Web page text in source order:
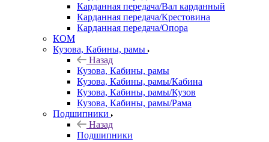
Карданная передача/Вал карданный
Карданная передача/Крестовина
Карданная передача/Опора
КОМ
Кузова, Кабины, рамы
Назад
Кузова, Кабины, рамы
Кузова, Кабины, рамы/Кабина
Кузова, Кабины, рамы/Кузов
Кузова, Кабины, рамы/Рама
Подшипники
Назад
Подшипники